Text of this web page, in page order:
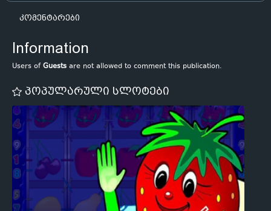
კომენტარები
Information
Users ofGuests are not allowed to comment this publication.
პოპულარული სლოტები